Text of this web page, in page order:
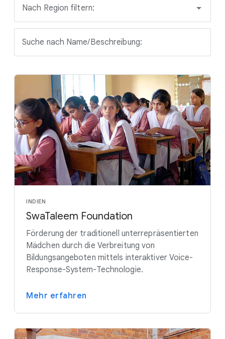
Nach Region filtern:
Suche nach Name/Beschreibung:
INDIEN
SwaTaleem Foundation
Förderung der traditionell unterrepräsentierten
Mädchen durch die Verbreitung von
Bildungsangeboten mittels interaktiver Voice-
Response-System-Technologie.
Mehr erfahren